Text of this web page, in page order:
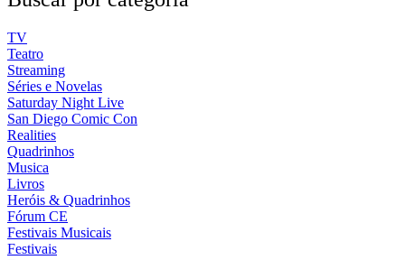
TV
Teatro
Streaming
Séries e Novelas
Saturday Night Live
San Diego Comic Con
Realities
Quadrinhos
Musica
Livros
Heróis & Quadrinhos
Fórum CE
Festivais Musicais
Festivais